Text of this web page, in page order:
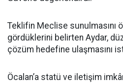
Teklifin Meclise sunulmasını
gördüklerini belirten Aydar,
çözüm hedefine ulaşmasını
Öcalan’a statü ve iletişim